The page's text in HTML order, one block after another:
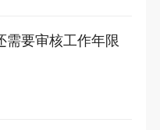
需要审核工作年限